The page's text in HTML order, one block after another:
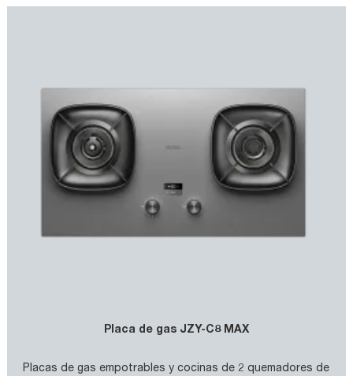
Placa de gas JZY-C8 MAX
Placas de gas empotrables y cocinas de 2 quemadores de